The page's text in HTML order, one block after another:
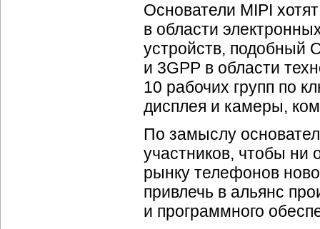
Основатели MIPI
в области
устройств, подобный
и 3GPP в области
10 рабочих групп по
дисплея и камеры,
По замыслу
участников, чтобы ни
рынку телефонов
привлечь в альянс
и программного